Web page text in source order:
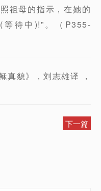
祖母的指示，在她的
待中)!”。（P355-
真貌》，刘志雄译 ，
下一篇